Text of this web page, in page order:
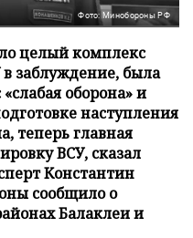
Фото: Минобороны РФ
целый комплекс
заблуждение, была
оборона» и
наступления
теперь главная
ВСУ, сказал
Константин
сообщило о
Балаклеи и